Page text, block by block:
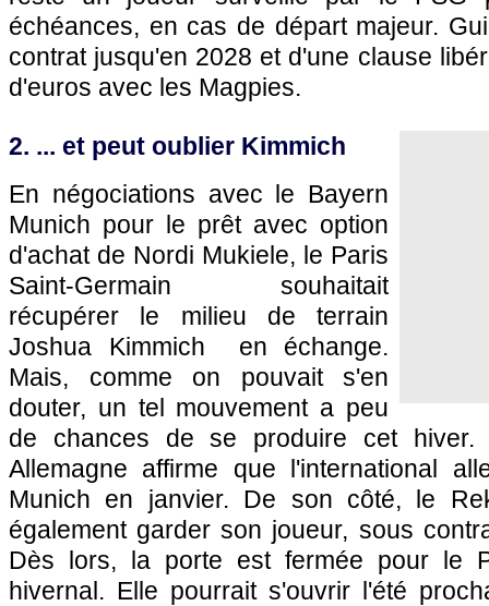
échéances, en cas de départ majeur.
contrat jusqu'en 2028 et d'une clause
d'euros avec les Magpies.
2. ... et peut oublier Kimmich
En négociations avec le Bayern
Munich pour le prêt avec option
d'achat de Nordi Mukiele, le Paris
Saint-Germain souhaitait
récupérer le milieu de terrain
Joshua Kimmich en échange.
Mais, comme on pouvait s'en
douter, un tel mouvement a peu
de chances de se produire cet hiver.
Allemagne affirme que l'international
Munich en janvier. De son côté, le
également garder son joueur, sous
Dès lors, la porte est fermée pour le
hivernal. Elle pourrait s'ouvrir l'été